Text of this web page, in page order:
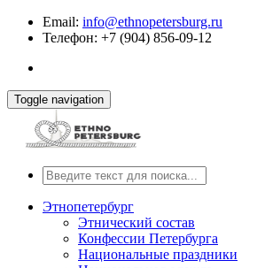
Email: info@ethnopetersburg.ru
Телефон: +7 (904) 856-09-12
Toggle navigation
Этнопетербург
Этнический состав
Конфессии Петербурга
Национальные праздники